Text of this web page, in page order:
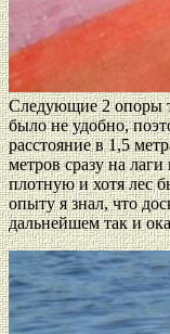
Следующие 2 опоры
было не удобно,
расстояние в 1,5
метров сразу на
плотную и хотя лес
опыту я знал, что
дальнейшем так и